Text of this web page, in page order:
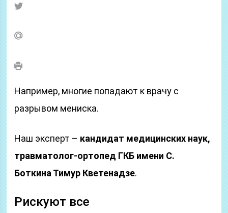
Например, многие попадают к врачу с
разрывом мениска.
Наш эксперт – кандидат медицинских наук,
травматолог-ортопед ГКБ имени С.
Боткина Тимур Кветенадзе.
Рискуют все